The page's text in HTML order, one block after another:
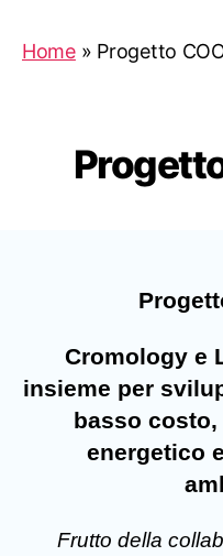
Home» Progetto
Cromology e
insieme per
basso
energetico
Frutto della